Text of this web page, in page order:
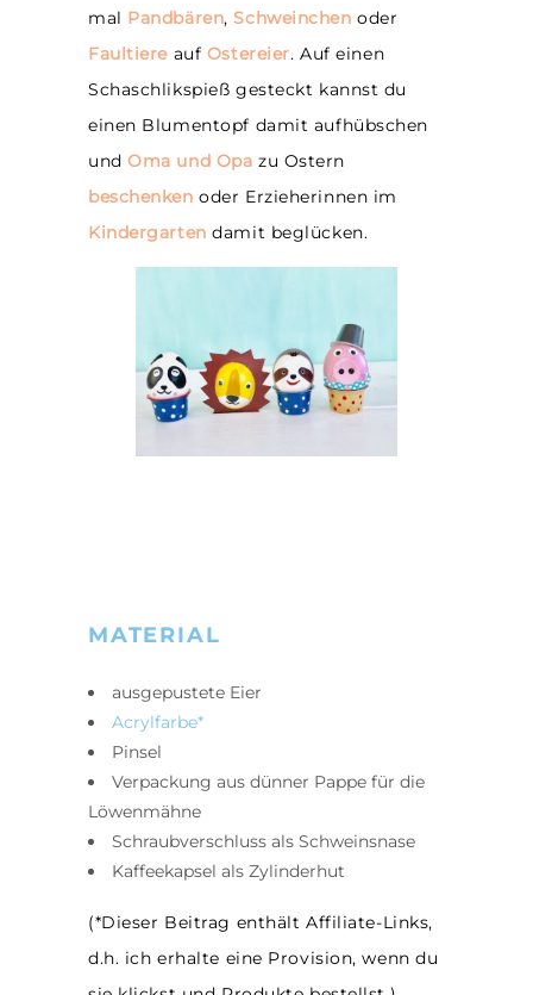
mal Pandbären,Schweinchen oder
Faultiere auf Ostereier. Auf einen
Schaschlikspieß gesteckt kannst du
einen Blumentopf damit aufhübschen
undOma und Opa zu Ostern
beschenken oder Erzieherinnen im
Kindergarten damit beglücken.
MATERIAL
ausgepustete Eier
Acrylfarbe*
Pinsel
Verpackung aus dünner Pappe für die
Löwenmähne
Schraubverschluss als Schweinsnase
Kaffeekapsel als Zylinderhut
(*Dieser Beitrag enthält Affiliate-Links,
d.h. ich erhalte eine Provision, wenn du